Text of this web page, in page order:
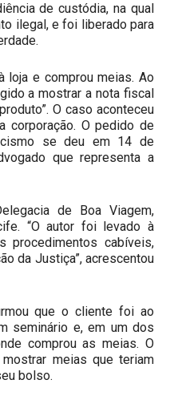
de custódia, na qual
ilegal, e foi liberado para
e comprou meias. Ao
a mostrar a nota fiscal
O caso aconteceu
corporação. O pedido de
se deu em 14 de
que representa a
de Boa Viagem,
“O autor foi levado à
procedimentos cabíveis,
da Justiça”, acrescentou
que o cliente foi ao
seminário e, em um dos
comprou as meias. O
meias que teriam
bolso.